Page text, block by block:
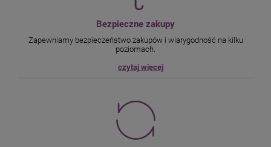
Bezpieczne zakupy
Zapewniamy bezpieczeństwo zakupów i wiarygodność na kilku
poziomach.
czytaj więcej